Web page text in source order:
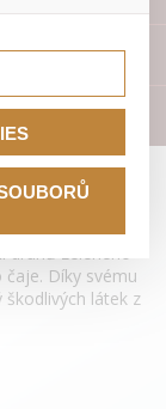
druhů zeleného
Díky svému
látek z